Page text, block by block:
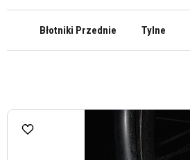
Błotniki Przednie Tylne